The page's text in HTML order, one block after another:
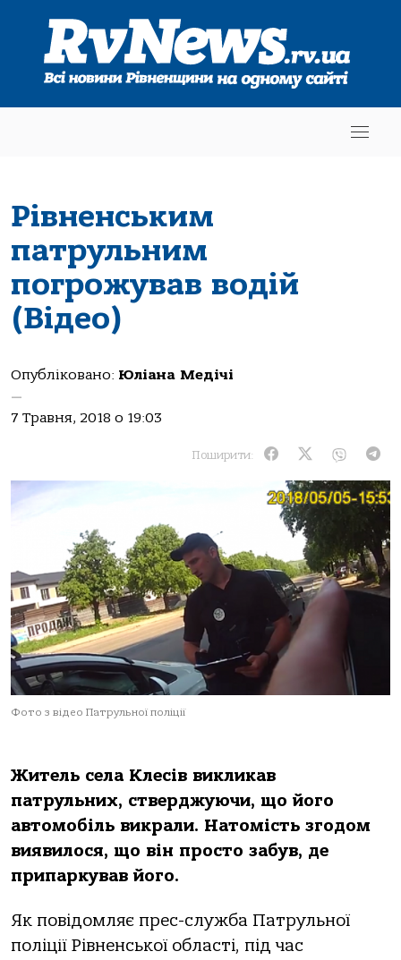
Рівненським
патрульним
погрожував водій
(Відео)
Опубліковано: Юліана Медічі
—
7 Травня, 2018 о 19:03
Поширити:
Фото з відео Патрульної поліції
Житель села Клесів викликав
патрульних, стверджуючи, що його
автомобіль викрали. Натомість згодом
виявилося, що він просто забув, де
припаркував його.
Як повідомляє прес-служба Патрульної
поліції Рівненської області, під час